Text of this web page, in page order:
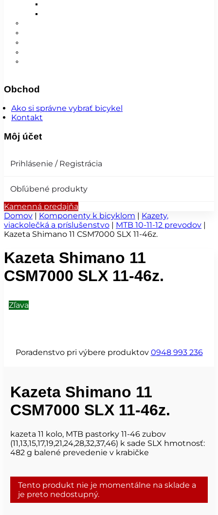
Obchod
Ako si správne vybrať bicykel
Kontakt
Môj účet
Prihlásenie / Registrácia
Obľúbené produkty
Kamenná predajňa
Domov | Komponenty k bicyklom | Kazety,
viackolečká a príslušenstvo | MTB 10-11-12 prevodov |
Kazeta Shimano 11 CSM7000 SLX 11-46z.
Kazeta Shimano 11
CSM7000 SLX 11-46z.
Zľava
Poradenstvo pri výbere produktov 0948 993 236
Kazeta Shimano 11
CSM7000 SLX 11-46z.
kazeta 11 kolo, MTB pastorky 11-46 zubov
(11,13,15,17,19,21,24,28,32,37,46) k sade SLX hmotnosť:
482 g balené prevedenie v krabičke
Tento produkt nie je momentálne na sklade a
je preto nedostupný.